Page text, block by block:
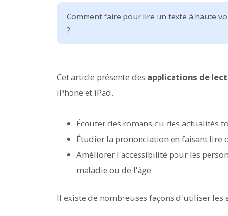
Comment faire pour lire un texte à haute
?
Cet article présente des applications de
iPhone et iPad.
Écouter des romans ou des actualités
Étudier la prononciation en faisant lire
Améliorer l'accessibilité pour les
maladie ou de l'âge
Il existe de nombreuses façons d'utiliser les